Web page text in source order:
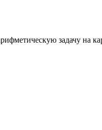
задачу на